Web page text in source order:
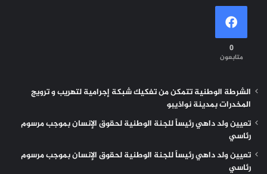
0
متابعون
الشرطة الوطنية تتمكن من تفكيك شبكة إجرامية لتهريب و ترويج
المخدرات بمدينة نواذيبو
تعيين ولد داهي رئيساً للجنة الوطنية لحقوق الإنسان بموجب مرسوم
رئاسي
تعيين ولد داهي رئيساً للجنة الوطنية لحقوق الإنسان بموجب مرسوم
رئاسي